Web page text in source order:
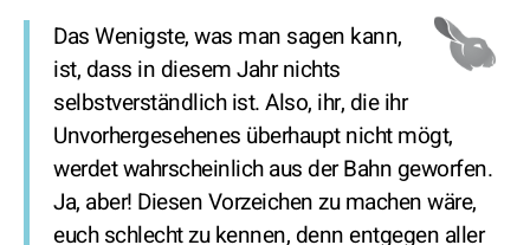
Das Wenigste, was man sagen kann,
ist, dass in diesem Jahr nichts
selbstverständlich ist. Also, ihr, die ihr
Unvorhergesehenes überhaupt nicht mögt,
werdet wahrscheinlich aus der Bahn geworfen.
Ja, aber! Diesen Vorzeichen zu machen wäre,
euch schlecht zu kennen, denn entgegen aller